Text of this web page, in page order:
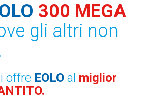
300 MEGA
gli altri non
offre EOLO al miglior